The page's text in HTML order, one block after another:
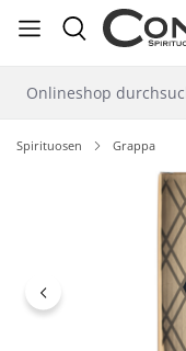
springen
Spirituosen Grappa
Bildergalerie